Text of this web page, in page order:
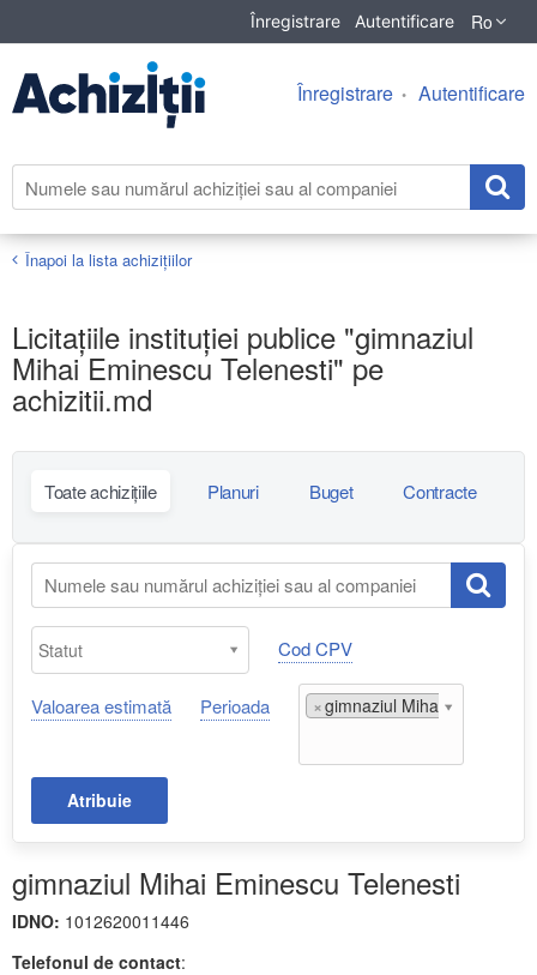
Înregistrare Autentificare Ro
Înregistrare Autentificare
Înapoi la lista achiziţiilor
Licitațiile instituției publice "gimnaziul
Mihai Eminescu Telenesti" pe
achizitii.md
Toate achizițiile Planuri Buget Contracte
Cod CPV
Valoarea estimată Perioada ×gimnaziul Mihai Eminescu
Atribuie
gimnaziul Mihai Eminescu Telenesti
IDNO: 1012620011446
Telefonul de contact: